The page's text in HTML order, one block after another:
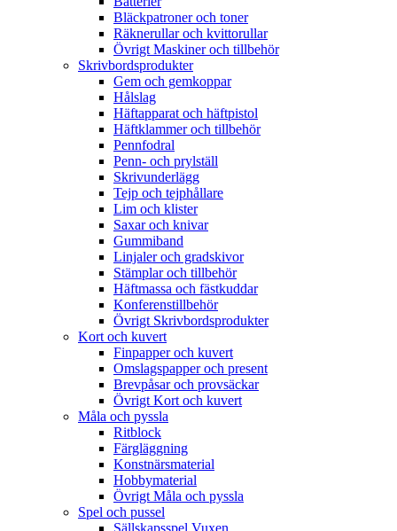
Bläckpatroner och toner
Räknerullar och kvittorullar
Övrigt Maskiner och tillbehör
Skrivbordsprodukter
Gem och gemkoppar
Hålslag
Häftapparat och häftpistol
Häftklammer och tillbehör
Pennfodral
Penn- och prylställ
Skrivunderlägg
Tejp och tejphållare
Lim och klister
Saxar och knivar
Gummiband
Linjaler och gradskivor
Stämplar och tillbehör
Häftmassa och fästkuddar
Konferenstillbehör
Övrigt Skrivbordsprodukter
Kort och kuvert
Finpapper och kuvert
Omslagspapper och present
Brevpåsar och provsäckar
Övrigt Kort och kuvert
Måla och pyssla
Ritblock
Färgläggning
Konstnärsmaterial
Hobbymaterial
Övrigt Måla och pyssla
Spel och pussel
Sällskapsspel Vuxen